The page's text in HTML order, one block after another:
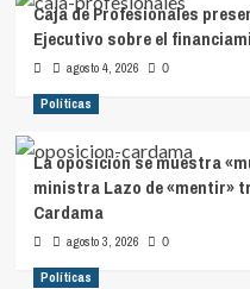
Caja de Profesionales
Ejecutivo sobre el
agosto 4, 2026 0
Políticas
La oposición se muestra
ministra Lazo de «mentir»
Cardama
agosto 3, 2026 0
Políticas